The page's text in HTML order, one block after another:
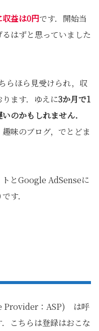
収益は0円です．開始当
はずと思っていました
らほら見受けられ，収
ます．ゆえに3か月で1
のかもしれません．
味のブログ，でとどま
とGoogle AdSenseに
す．
Provider：ASP) は呼
こちらは登録はおこな